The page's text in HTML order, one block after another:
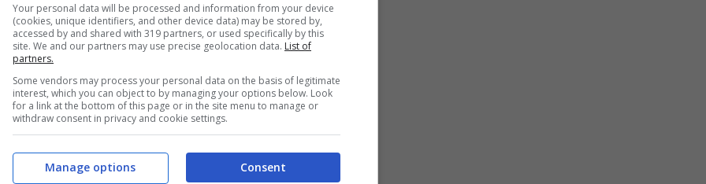
Your personal data will be processed and information from your device
(cookies, unique identifiers, and other device data) may be stored by,
accessed by and shared with 319 partners, or used specifically by this
site. We and our partners may use precise geolocation data. List of
partners.
Some vendors may process your personal data on the basis of legitimate
interest, which you can object to by managing your options below. Look
for a link at the bottom of this page or in the site menu to manage or
withdraw consent in privacy and cookie settings.
Consent
Manage options